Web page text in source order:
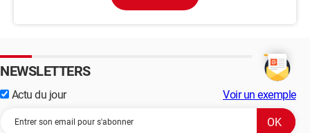
NEWSLETTERS
Actu du jour Voir un exemple